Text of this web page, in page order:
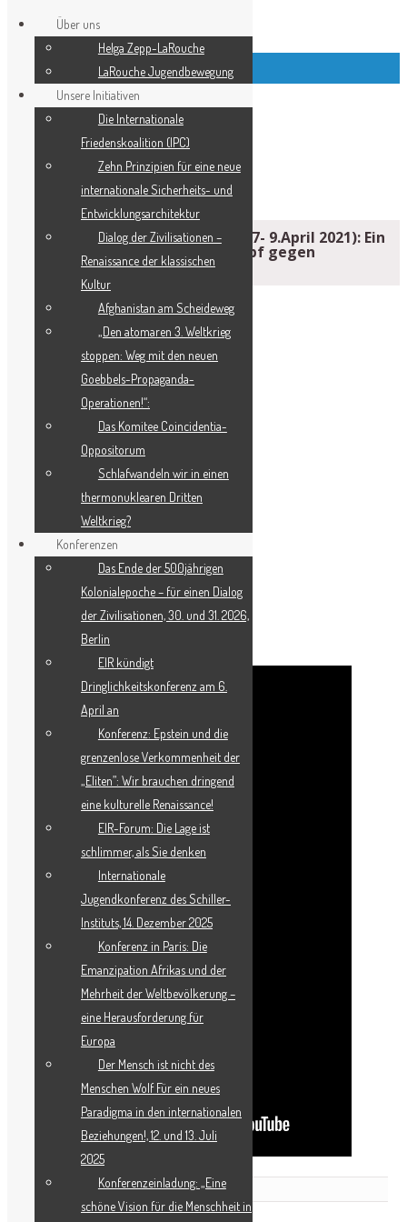
Top Left Link Buttons
Ramsey Clark (18.Dezember 1927- 9.April 2021): Ein
lebenslanger überzeugter Kampf gegen
Ungerechtigkeit
RAMSEY CLARK (18.DEZEMBER 1927-
9.APRIL 2021): EIN LEBENSLANGER
ÜBERZEUGTER KAMPF GEGEN
UNGERECHTIGKEIT
Related Posts
Über uns
Helga Zepp-LaRouche
LaRouche Jugendbewegung
Unsere Initiativen
Die Internationale
Friedenskoalition (IPC)
­Zehn Prinzipien für eine neue
internationale Sicherheits- und
Entwicklungsarchitektur
Dialog der Zivilisationen –
Renaissance der klassischen
Kultur
Afghanistan am Scheideweg
„Den atomaren 3. Weltkrieg
stoppen: Weg mit den neuen
Goebbels-Propaganda-
Operationen!“:
Das Komitee Coincidentia-
Oppositorum
Schlafwandeln wir in einen
thermonuklearen Dritten
Weltkrieg?
Konferenzen
Das Ende der 500jährigen
Kolonialepoche – für einen Dialog
der Zivilisationen, 30. und 31. 2026,
Berlin
EIR kündigt
Dringlichkeitskonferenz am 6.
April an
Konferenz: Epstein und die
grenzenlose Verkommenheit der
„Eliten”: Wir brauchen dringend
eine kulturelle Renaissance!
EIR-Forum: Die Lage ist
schlimmer, als Sie denken
Internationale
Jugendkonferenz des Schiller-
Instituts, 14. Dezember 2025
Konferenz in Paris: Die
Emanzipation Afrikas und der
Mehrheit der Weltbevölkerung –
eine Herausforderung für
Europa
Der Mensch ist nicht des
Menschen Wolf Für ein neues
Paradigma in den internationalen
Beziehungen!, 12. und 13. Juli
2025
Konferenzeinladung: „Eine
schöne Vision für die Menschheit in